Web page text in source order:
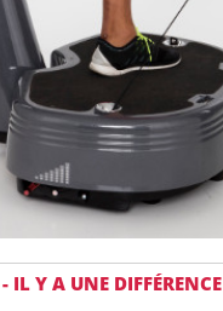
IL Y A UNE DIFFÉRENCE